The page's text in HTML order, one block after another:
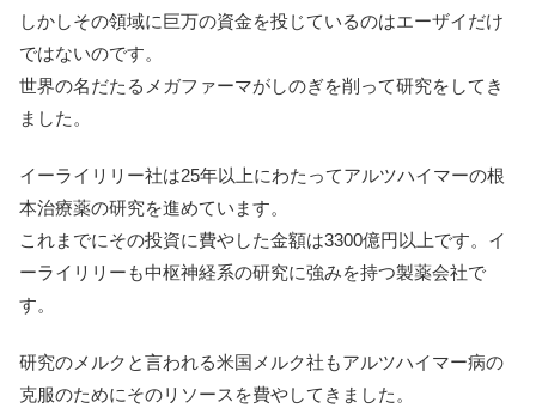
しかしその領域に巨万の資金を投じているのはエーザイだけ
ではないのです。
世界の名だたるメガファーマがしのぎを削って研究をしてき
ました。
イーライリリー社は25年以上にわたってアルツハイマーの根
本治療薬の研究を進めています。
これまでにその投資に費やした金額は3300億円以上です。イ
ーライリリーも中枢神経系の研究に強みを持つ製薬会社で
す。
研究のメルクと言われる米国メルク社もアルツハイマー病の
克服のためにそのリソースを費やしてきました。